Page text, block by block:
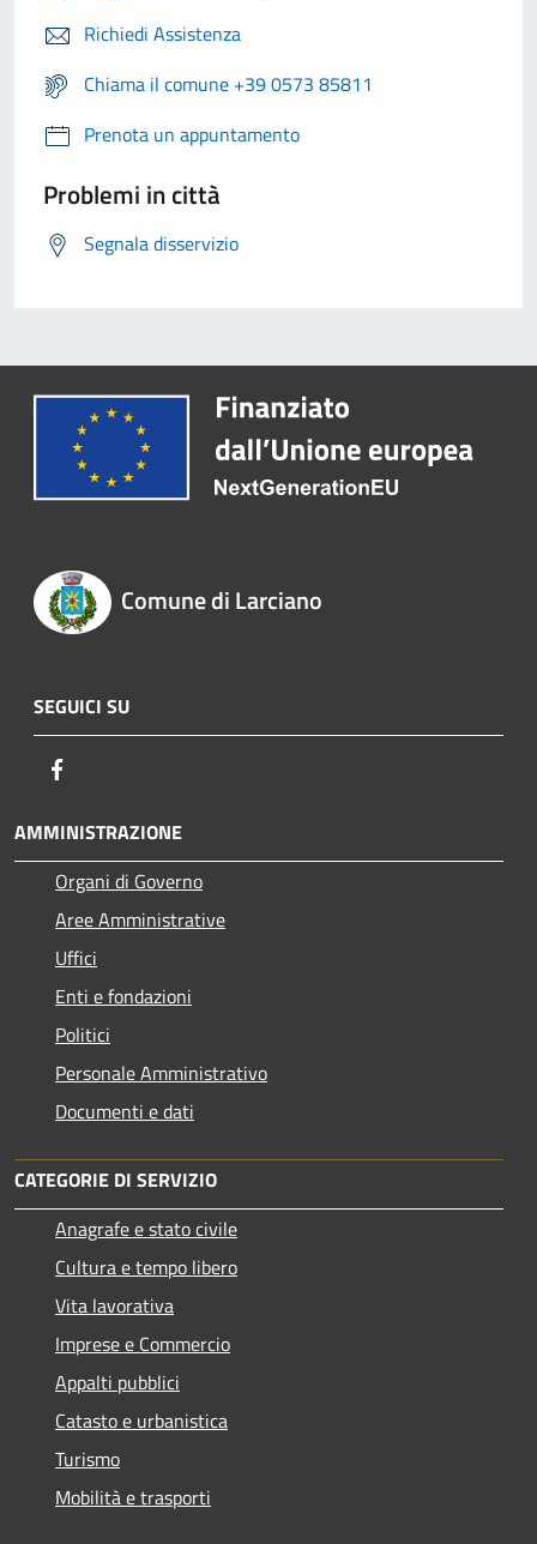
Richiedi Assistenza
Chiama il comune +39 0573 85811
Prenota un appuntamento
Problemi in città
Segnala disservizio
Comune di Larciano
SEGUICI SU
AMMINISTRAZIONE
Organi di Governo
Aree Amministrative
Uffici
Enti e fondazioni
Politici
Personale Amministrativo
Documenti e dati
CATEGORIE DI SERVIZIO
Anagrafe e stato civile
Cultura e tempo libero
Vita lavorativa
Imprese e Commercio
Appalti pubblici
Catasto e urbanistica
Turismo
Mobilità e trasporti